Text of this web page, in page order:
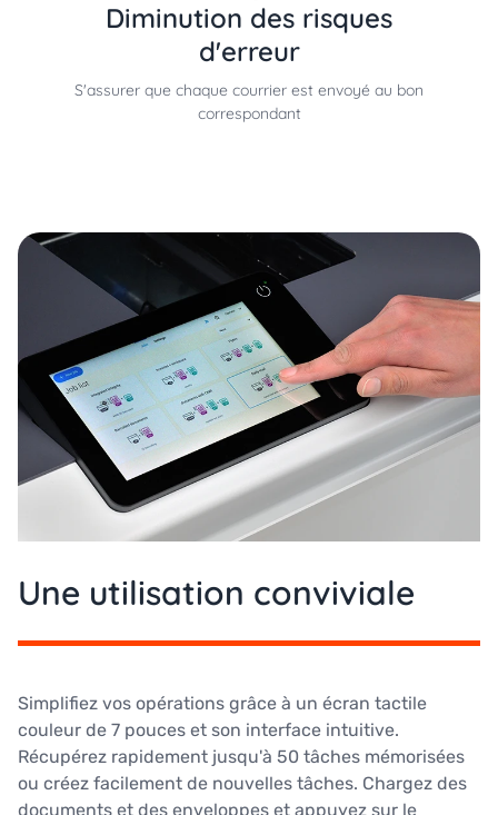
Diminution des risques
d'erreur
S'assurer que chaque courrier est envoyé au bon
correspondant
Une utilisation conviviale
Simplifiez vos opérations grâce à un écran tactile
couleur de 7 pouces et son interface intuitive.
Récupérez rapidement jusqu'à 50 tâches mémorisées
ou créez facilement de nouvelles tâches. Chargez des
documents et des enveloppes et appuyez sur le